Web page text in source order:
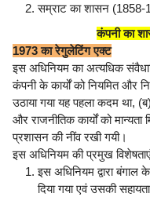
सम्राट का शासन (1858-
कंपनी का
1973 का रेगुलेटिंग एक्ट
इस अधिनियम का अत्यधिक
कंपनी के कार्यों को नियमित और
उठाया गया यह पहला कदम था,
और राजनीतिक कार्यों को
प्रशासन की नींव रखी गयी।
इस अधिनियम की प्रमुख
इस अधिनियम द्वारा
दिया गया एवं उसकी